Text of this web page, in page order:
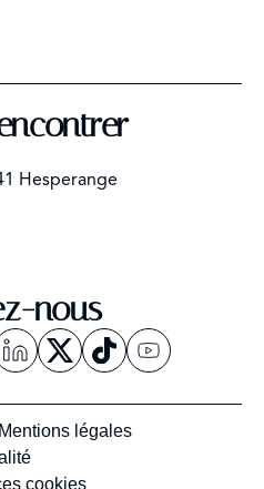
Hesperange
nous
Mentions légales
cookies